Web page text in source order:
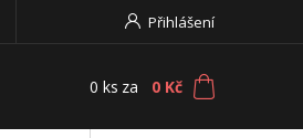
Přihlášení
0 ks za 0 Kč